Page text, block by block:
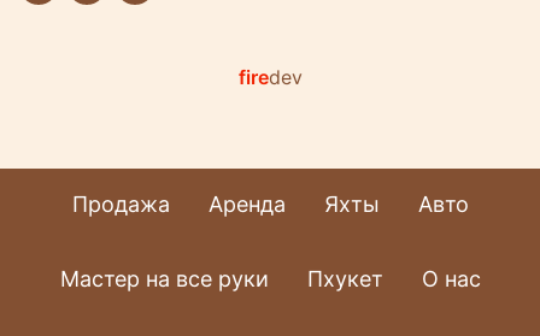
firedev
Продажа Аренда Яхты Авто
Мастер на все руки Пхукет О нас